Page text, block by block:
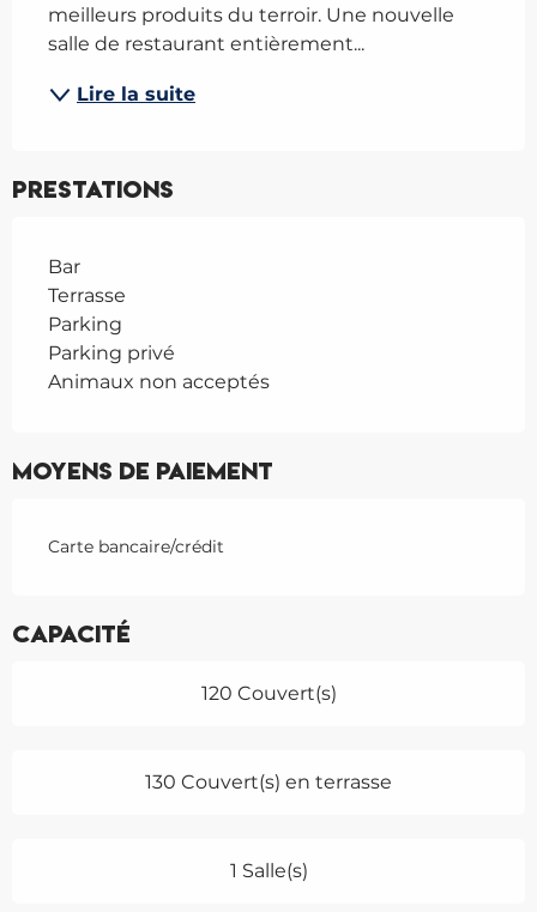
meilleurs produits du terroir. Une nouvelle
salle de restaurant entièrement...
Lire la suite
Prestations
Bar
Terrasse
Parking
Parking privé
Animaux non acceptés
Moyens de paiement
Carte bancaire/crédit
Capacité
120 Couvert(s)
130 Couvert(s) en terrasse
1 Salle(s)